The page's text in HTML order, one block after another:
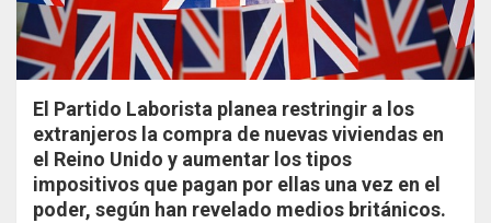
El Partido Laborista planea restringir a los
extranjeros la compra de nuevas viviendas en
el Reino Unido y aumentar los tipos
impositivos que pagan por ellas una vez en el
poder, según han revelado medios británicos.